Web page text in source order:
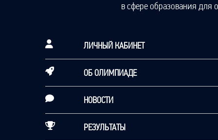
в сфере образования для
ЛИЧНЫЙ КАБИНЕТ
ОБ ОЛИМПИАДЕ
НОВОСТИ
РЕЗУЛЬТАТЫ